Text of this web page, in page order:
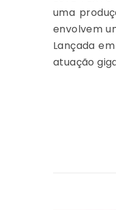
uma
envolvem
Lançada
atuação